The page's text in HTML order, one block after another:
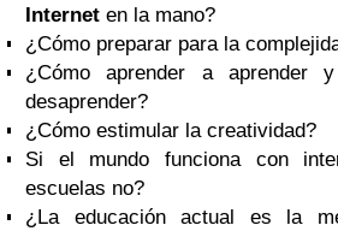
Internet en la mano?
¿Cómo preparar para la
¿Cómo aprender a aprender
desaprender?
¿Cómo estimular la creatividad?
Si el mundo funciona con
escuelas no?
¿La educación actual es la